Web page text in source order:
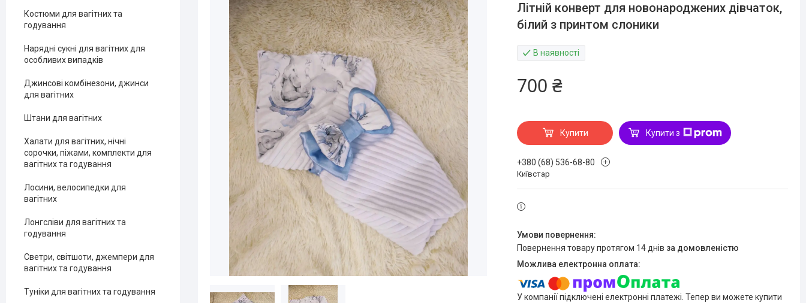
Літній конверт для новонароджених дівчаток,
білий з принтом слоники
В наявності
700 ₴
Купити Купити з
+380 (68) 536-68-80
Київстар
повернення товару протягом 14 днів за домовленістю
У компанії підключені електронні платежі. Тепер ви можете купити
Костюми для вагітних та
годування
Нарядні сукні для вагітних для
особливих випадків
Джинсові комбінезони, джинси
для вагітних
Штани для вагітних
Халати для вагітних, нічні
сорочки, піжами, комплекти для
вагітних та годування
Лосини, велосипедки для
вагітних
Лонгсліви для вагітних та
годування
Светри, світшоти, джемпери для
вагітних та годування
Туніки для вагітних та годування